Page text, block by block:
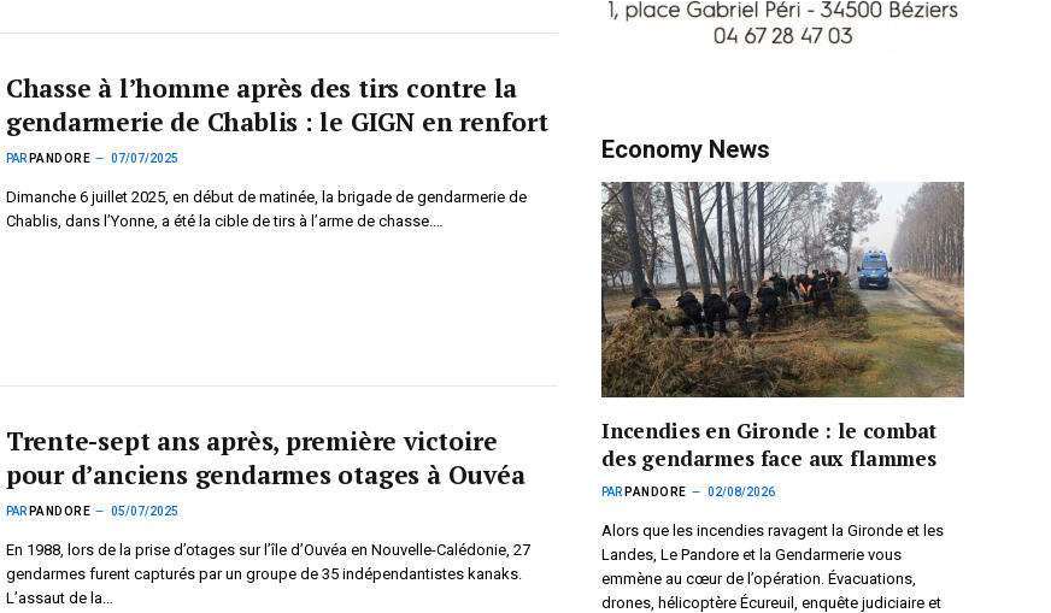
Chasse à l’homme après des tirs contre la
gendarmerie de Chablis : le GIGN en renfort
PAR PANDORE 07/07/2025
Dimanche 6 juillet 2025, en début de matinée, la brigade de gendarmerie de
Chablis, dans l’Yonne, a été la cible de tirs à l’arme de chasse.…
Trente-sept ans après, première victoire
pour d’anciens gendarmes otages à Ouvéa
PAR PANDORE 05/07/2025
En 1988, lors de la prise d’otages sur l’île d’Ouvéa en Nouvelle-Calédonie, 27
gendarmes furent capturés par un groupe de 35 indépendantistes kanaks.
L’assaut de la…
Economy News
Incendies en Gironde : le combat
des gendarmes face aux flammes
PAR PANDORE 02/08/2026
Alors que les incendies ravagent la Gironde et les
Landes, Le Pandore et la Gendarmerie vous
emmène au cœur de l’opération. Évacuations,
drones, hélicoptère Écureuil, enquête judiciaire et